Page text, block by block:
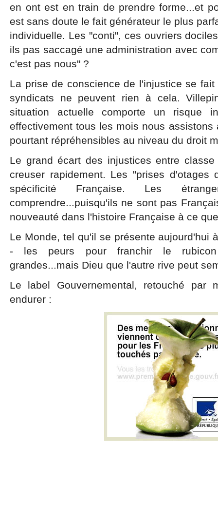
en ont est en train de prendre forme...et
est sans doute le fait générateur le plus
individuelle. Les "conti", ces ouvriers
ils pas saccagé une administration avec
c'est pas nous" ?
La prise de conscience de l'injustice se
syndicats ne peuvent rien à cela.
situation actuelle comporte un risque
effectivement tous les mois nous
pourtant répréhensibles au niveau du droit
Le grand écart des injustices entre
creuser rapidement. Les "prises d'otages
spécificité Française. Les
comprendre...puisqu'ils ne sont pas
nouveauté dans l'histoire Française à ce
Le Monde, tel qu'il se présente aujourd'hui
- les peurs pour franchir le rubicon
grandes...mais Dieu que l'autre rive peut
Le label Gouvernemental, retouché par
endurer :